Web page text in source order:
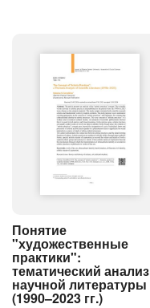
Понятие
"художественные
практики":
тематический анализ
научной литературы
(1990–2023 гг.)